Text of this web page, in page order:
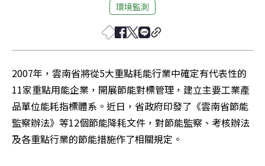
環境監測
2007年，雲南省將從5大重點耗能行業中確定有代表性的
11家重點用能企業，開展節能對標管理，建立主要工業產
品單位能耗指標體系。近日，省政府印發了《雲南省節能
監察辦法》等12個節能降耗文件，對節能監察、考核辦法
及各重點行業的節能措施作了相關規定。